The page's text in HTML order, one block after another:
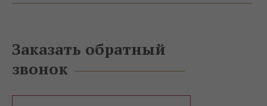
всё заживает отлично, нет покраснений и
боли. Серёжки красивые, медицинские,
Заказать обратный
звонок